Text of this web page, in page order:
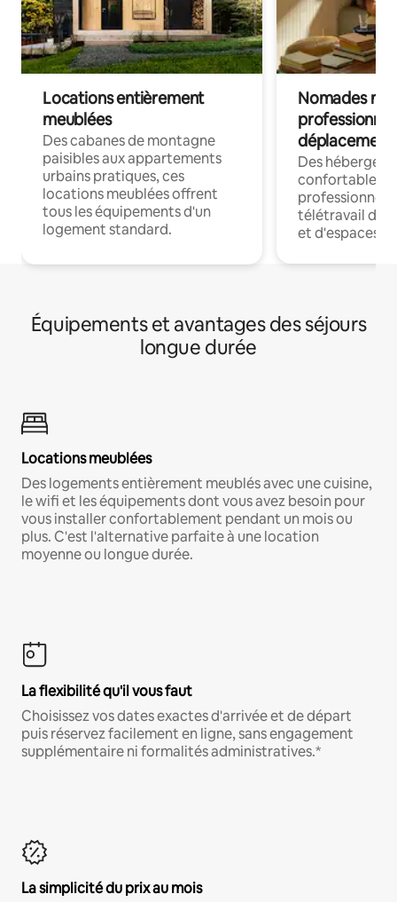
Locations entièrement
meublées
Des cabanes de montagne
paisibles aux appartements
urbains pratiques, ces
locations meublées offrent
tous les équipements d'un
logement standard.
Nomades
déplacement
Des
confortables
professionnels
télétravail
et d'espaces
Équipements et avantages des séjours
longue durée
Locations meublées
Des logements entièrement meublés avec une cuisine,
le wifi et les équipements dont vous avez besoin pour
vous installer confortablement pendant un mois ou
plus. C'est l'alternative parfaite à une location
moyenne ou longue durée.
La flexibilité qu'il vous faut
Choisissez vos dates exactes d'arrivée et de départ
puis réservez facilement en ligne, sans engagement
supplémentaire ni formalités administratives.*
La simplicité du prix au mois